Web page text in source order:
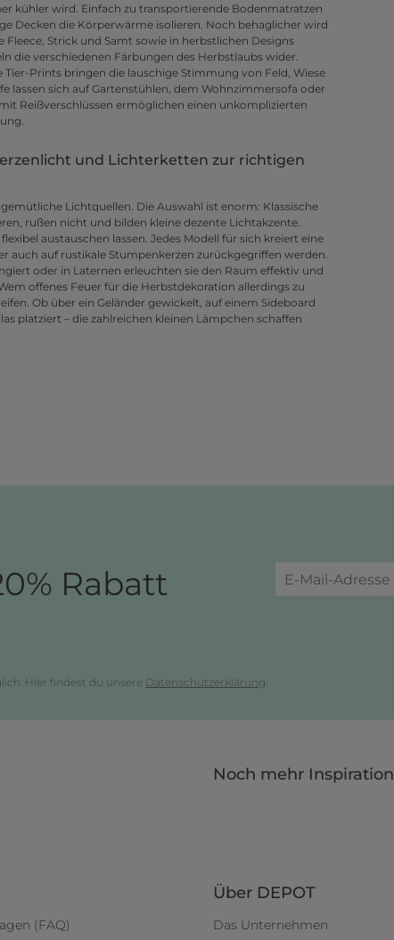
kühler wird. Einfach zu transportierende Bodenmatratzen
Decken die Körperwärme isolieren. Noch behaglicher wird
Strick und Samt sowie in herbstlichen Designs
die verschiedenen Färbungen des Herbstlaubs wider.
Prints bringen die lauschige Stimmung von Feld, Wiese
lassen sich auf Gartenstühlen, dem Wohnzimmersofa oder
Reißverschlüssen ermöglichen einen unkomplizierten
und Lichterketten zur richtigen
Lichtquellen. Die Auswahl ist enorm: Klassische
rußen nicht und bilden kleine dezente Lichtakzente.
austauschen lassen. Jedes Modell für sich kreiert eine
auf rustikale Stumpenkerzen zurückgegriffen werden.
oder in Laternen erleuchten sie den Raum effektiv und
offenes Feuer für die Herbstdekoration allerdings zu
Ob über ein Geländer gewickelt, auf einem Sideboard
platziert – die zahlreichen kleinen Lämpchen schaffen
Rabatt
Hier findest du unsere Datenschutzerklärung
Noch mehr Inspiration
(FAQ)
Über DEPOT
Das Unternehmen